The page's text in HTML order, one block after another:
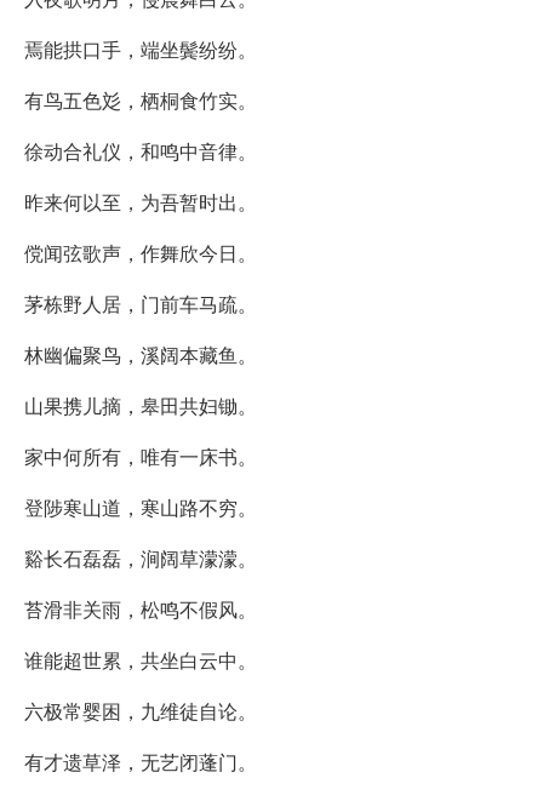
焉能拱口手，端坐鬓纷纷。
有鸟五色彣，栖桐食竹实。
徐动合礼仪，和鸣中音律。
昨来何以至，为吾暂时出。
傥闻弦歌声，作舞欣今日。
茅栋野人居，门前车马疏。
林幽偏聚鸟，溪阔本藏鱼。
山果携儿摘，皋田共妇锄。
家中何所有，唯有一床书。
登陟寒山道，寒山路不穷。
谿长石磊磊，涧阔草濛濛。
苔滑非关雨，松鸣不假风。
谁能超世累，共坐白云中。
六极常婴困，九维徒自论。
有才遗草泽，无艺闭蓬门。